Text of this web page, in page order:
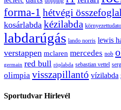
forma-1 hétvégi
kosárlabda kézilabda
labdarúgás lando norris lewis
verstappen mclaren mercedes nob
germain red bull röplabda sebastian vettel
olimpia visszapillantó vízilabda
Sportudvar Hírlevél